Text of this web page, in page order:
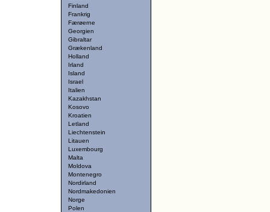
Finland
Frankrig
Færøerne
Georgien
Gibraltar
Grækenland
Holland
Irland
Island
Israel
Italien
Kazakhstan
Kosovo
Kroatien
Letland
Liechtenstein
Litauen
Luxembourg
Malta
Moldova
Montenegro
Nordirland
Nordmakedonien
Norge
Polen